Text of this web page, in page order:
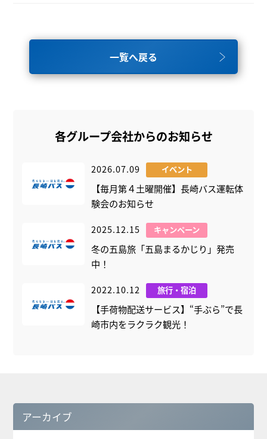
一覧へ戻る
各グループ会社からのお知らせ
2026.07.09 イベント
【毎月第４土曜開催】長崎バス運転体
験会のお知らせ
2025.12.15 キャンペーン
冬の五島旅「五島まるかじり」発売
中！
2022.10.12 旅行・宿泊
【手荷物配送サービス】“手ぶら”で長
崎市内をラクラク観光！
アーカイブ